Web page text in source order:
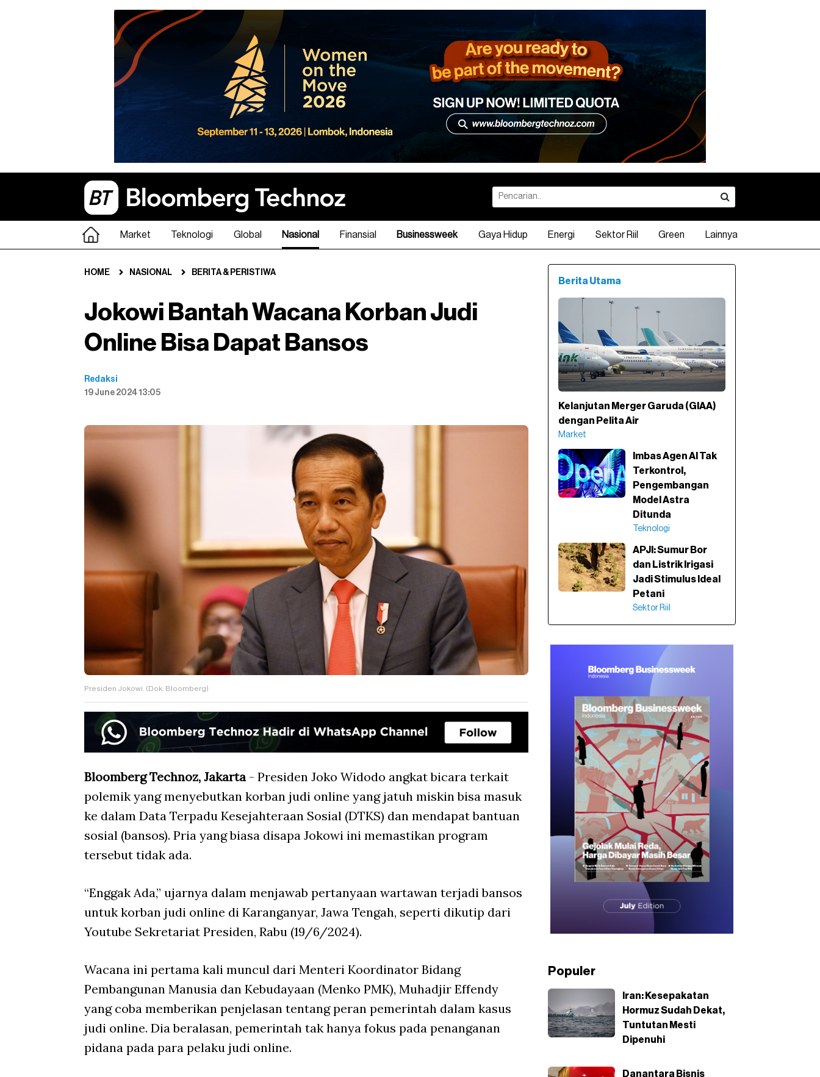
Market Teknologi Global Nasional Finansial Businessweek Gaya Hidup Energi Sektor Riil Green Lainnya
HOME NASIONAL BERITA & PERISTIWA
Jokowi Bantah Wacana Korban Judi
Online Bisa Dapat Bansos
Redaksi
19 June 2024 13:05
Presiden Jokowi. (Dok: Bloomberg)
Bloomberg Technoz, Jakarta- Presiden Joko Widodo angkat bicara terkait
polemik yang menyebutkan korban judi online yang jatuh miskin bisa masuk
ke dalam Data Terpadu Kesejahteraan Sosial (DTKS) dan mendapat bantuan
sosial (bansos). Pria yang biasa disapa Jokowi ini memastikan program
tersebut tidak ada.
“Enggak Ada,” ujarnya dalam menjawab pertanyaan wartawan terjadi bansos
untuk korban judi online di Karanganyar, Jawa Tengah, seperti dikutip dari
Youtube Sekretariat Presiden, Rabu (19/6/2024).
Wacana ini pertama kali muncul dari Menteri Koordinator Bidang
Pembangunan Manusia dan Kebudayaan (Menko PMK), Muhadjir Effendy
yang coba memberikan penjelasan tentang peran pemerintah dalam kasus
judi online. Dia beralasan, pemerintah tak hanya fokus pada penanganan
pidana pada para pelaku judi online.
Berita Utama
Kelanjutan Merger Garuda (GIAA)
dengan Pelita Air
Market
Imbas Agen AI Tak
Terkontrol,
Pengembangan
Model Astra
Ditunda
Teknologi
APJI: Sumur Bor
dan Listrik Irigasi
Jadi Stimulus Ideal
Petani
Sektor Riil
Populer
Iran: Kesepakatan
Hormuz Sudah Dekat,
Tuntutan Mesti
Dipenuhi
Danantara Bisnis